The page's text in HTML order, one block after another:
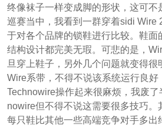
终像袜子一样变成脚的形状，这可不
巡赛当中，我看到一群穿着sidi Wire
于对各个品牌的锁鞋进行比较。鞋面
结构设计都完美无瑕。可悲的是，
旦穿上鞋子，另外几个问题就变得很
Wire系带，不得不说该系统运行良好
Technowire操作起来很麻烦，我废
nowire但不得不说这需要很多技巧。
每只鞋比其他一些高端竞争对手多出